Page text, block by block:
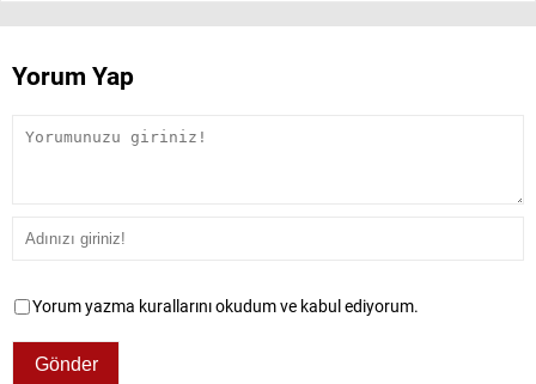
Yorum Yap
Yorum yazma kurallarını okudum ve kabul ediyorum.